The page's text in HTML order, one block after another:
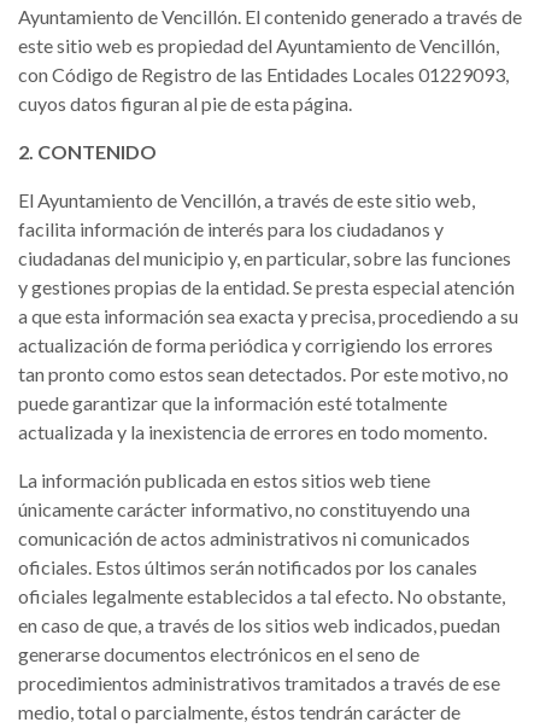
Ayuntamiento de Vencillón. El contenido generado a través de
este sitio web es propiedad del Ayuntamiento de Vencillón,
con Código de Registro de las Entidades Locales 01229093,
cuyos datos figuran al pie de esta página.
2. CONTENIDO
El Ayuntamiento de Vencillón, a través de este sitio web,
facilita información de interés para los ciudadanos y
ciudadanas del municipio y, en particular, sobre las funciones
y gestiones propias de la entidad. Se presta especial atención
a que esta información sea exacta y precisa, procediendo a su
actualización de forma periódica y corrigiendo los errores
tan pronto como estos sean detectados. Por este motivo, no
puede garantizar que la información esté totalmente
actualizada y la inexistencia de errores en todo momento.
La información publicada en estos sitios web tiene
únicamente carácter informativo, no constituyendo una
comunicación de actos administrativos ni comunicados
oficiales. Estos últimos serán notificados por los canales
oficiales legalmente establecidos a tal efecto. No obstante,
en caso de que, a través de los sitios web indicados, puedan
generarse documentos electrónicos en el seno de
procedimientos administrativos tramitados a través de ese
medio, total o parcialmente, éstos tendrán carácter de